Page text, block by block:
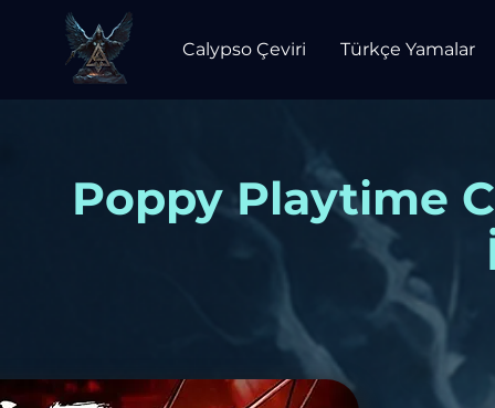
Calypso Çeviri Türkçe Yamalar
Poppy Playtime